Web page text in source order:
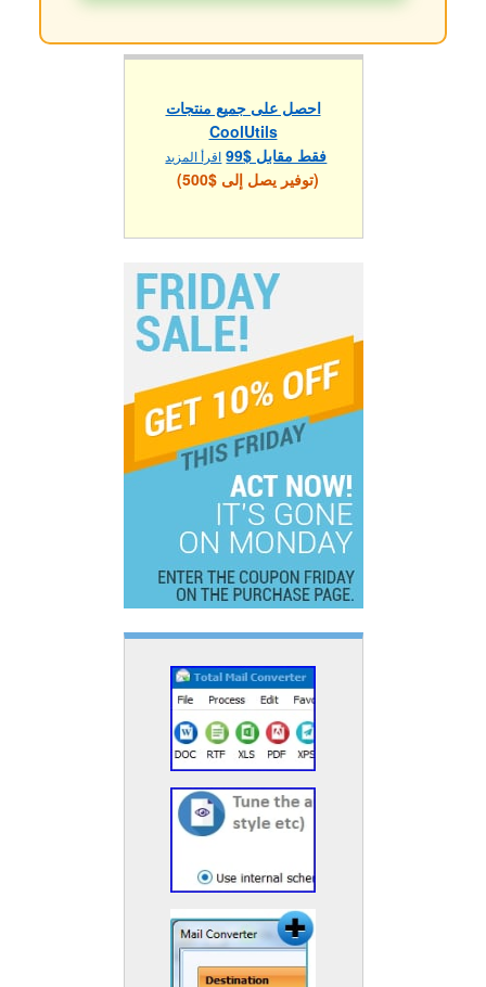
احصل على جميع منتجات
CoolUtils
فقط مقابل $99
اقرأ المزيد
(توفير يصل إلى $500)